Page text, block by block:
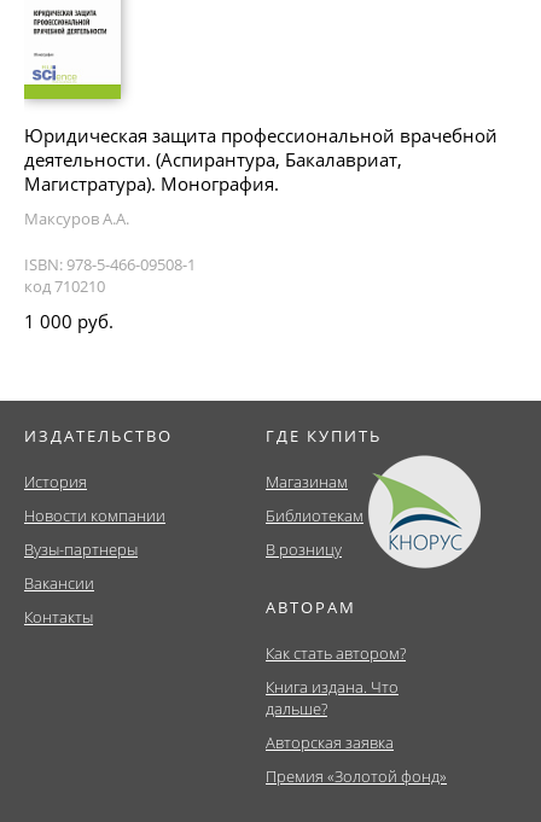
Юридическая защита профессиональной врачебной
деятельности. (Аспирантура, Бакалавриат,
Магистратура). Монография.
Максуров А.А.
ISBN: 978-5-466-09508-1
код 710210
1 000 руб.
ИЗДАТЕЛЬСТВО
История
Новости компании
Вузы-партнеры
Вакансии
Контакты
ГДЕ КУПИТЬ
Магазинам
Библиотекам
В розницу
АВТОРАМ
Как стать автором?
Книга издана. Что
дальше?
Авторская заявка
Премия «Золотой фонд»